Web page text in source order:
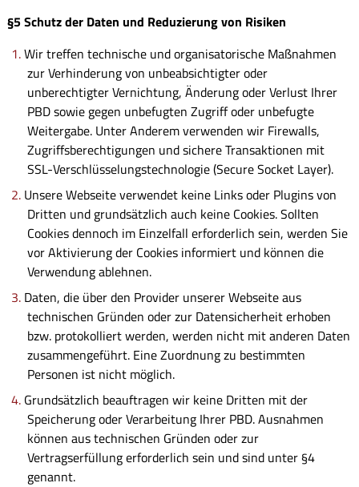
§5 Schutz der Daten und Reduzierung von Risiken
Wir treffen technische und organisatorische Maßnahmen
zur Verhinderung von unbeabsichtigter oder
unberechtigter Vernichtung, Änderung oder Verlust Ihrer
PBD sowie gegen unbefugten Zugriff oder unbefugte
Weitergabe. Unter Anderem verwenden wir Firewalls,
Zugriffsberechtigungen und sichere Transaktionen mit
SSL-Verschlüsselungstechnologie (Secure Socket Layer).
Unsere Webseite verwendet keine Links oder Plugins von
Dritten und grundsätzlich auch keine Cookies. Sollten
Cookies dennoch im Einzelfall erforderlich sein, werden Sie
vor Aktivierung der Cookies informiert und können die
Verwendung ablehnen.
Daten, die über den Provider unserer Webseite aus
technischen Gründen oder zur Datensicherheit erhoben
bzw. protokolliert werden, werden nicht mit anderen Daten
zusammengeführt. Eine Zuordnung zu bestimmten
Personen ist nicht möglich.
Grundsätzlich beauftragen wir keine Dritten mit der
Speicherung oder Verarbeitung Ihrer PBD. Ausnahmen
können aus technischen Gründen oder zur
Vertragserfüllung erforderlich sein und sind unter §4
genannt.